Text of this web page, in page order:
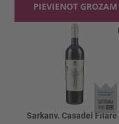
PIEVIENOT GROZAM